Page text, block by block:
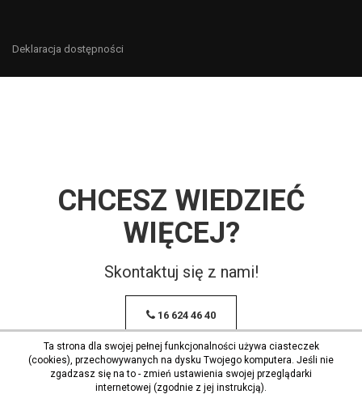
Deklaracja dostępności
CHCESZ WIEDZIEĆ
WIĘCEJ?
Skontaktuj się z nami!
16 624 46 40
Ta strona dla swojej pełnej funkcjonalności używa ciasteczek
(cookies), przechowywanych na dysku Twojego komputera. Jeśli nie
zgadzasz się na to - zmień ustawienia swojej przeglądarki
internetowej (zgodnie z jej instrukcją).